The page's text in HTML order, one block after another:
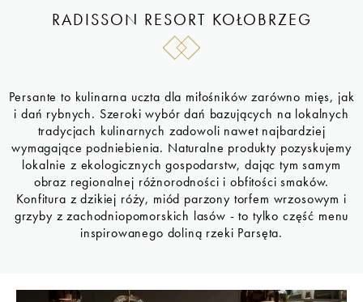
RADISSON RESORT KOŁOBRZEG
Persante to kulinarna uczta dla miłośników zarówno mięs, jak
i dań rybnych. Szeroki wybór dań bazujących na lokalnych
tradycjach kulinarnych zadowoli nawet najbardziej
wymagające podniebienia. Naturalne produkty pozyskujemy
lokalnie z ekologicznych gospodarstw, dając tym samym
obraz regionalnej różnorodności i obfitości smaków.
Konfitura z dzikiej róży, miód parzony torfem wrzosowym i
grzyby z zachodniopomorskich lasów - to tylko część menu
inspirowanego doliną rzeki Parsęta.